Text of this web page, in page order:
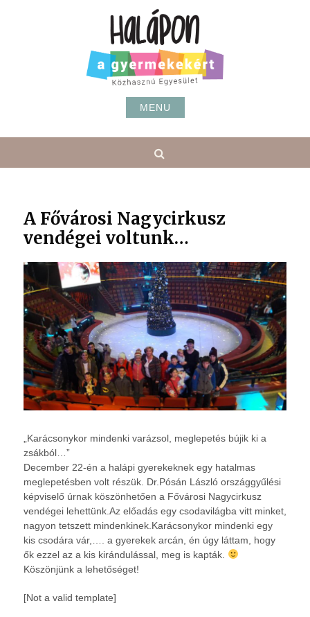
MENU
A Fővárosi Nagycirkusz
vendégei voltunk…
„Karácsonykor mindenki varázsol, meglepetés bújik ki a
zsákból…”
December 22-én a halápi gyerekeknek egy hatalmas
meglepetésben volt részük. Dr.Pósán László országgyűlési
képviselő úrnak köszönhetően a Fővárosi Nagycirkusz
vendégei lehettünk.Az előadás egy csodavilágba vitt minket,
nagyon tetszett mindenkinek.Karácsonykor mindenki egy
kis csodára vár,…. a gyerekek arcán, én úgy láttam, hogy
ők ezzel az a kis kirándulással, meg is kapták.
Köszönjünk a lehetőséget!
[Not a valid template]